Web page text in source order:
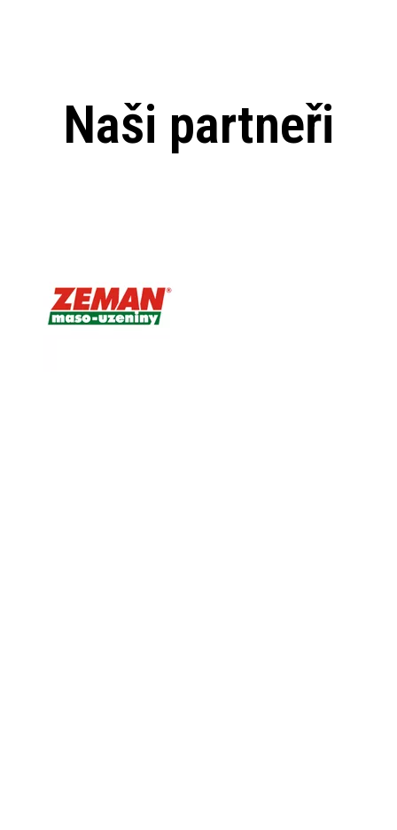
Naši partneři